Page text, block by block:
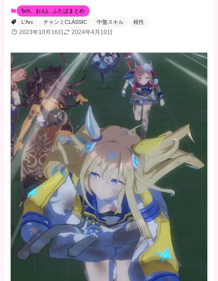
5ch、おんj、ふたばまとめ
L'Arc
チャンミCLASSIC 中盤スキル 根性
2023年10月16日 2024年4月10日